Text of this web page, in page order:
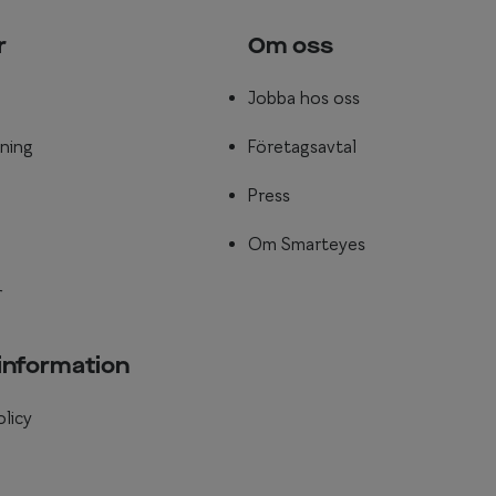
Om oss
Jobba hos oss
Företagsavtal
Press
Om Smarteyes